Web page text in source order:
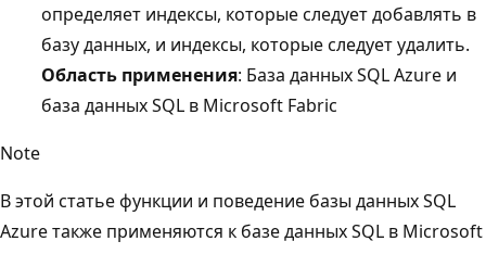
определяет индексы, которые следует добавлять в
базу данных, и индексы, которые следует удалить.
Область применения: База данных SQL Azure и
база данных SQL в Microsoft Fabric
Note
В этой статье функции и поведение базы данных SQL
Azure также применяются к базе данных SQL в Microsoft